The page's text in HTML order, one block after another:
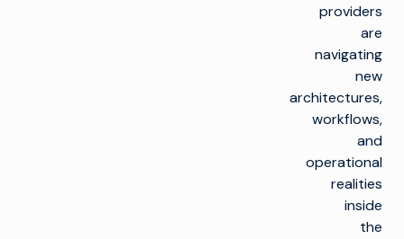
providers
are
navigating
new
architectures,
workflows,
and
operational
realities
inside
the